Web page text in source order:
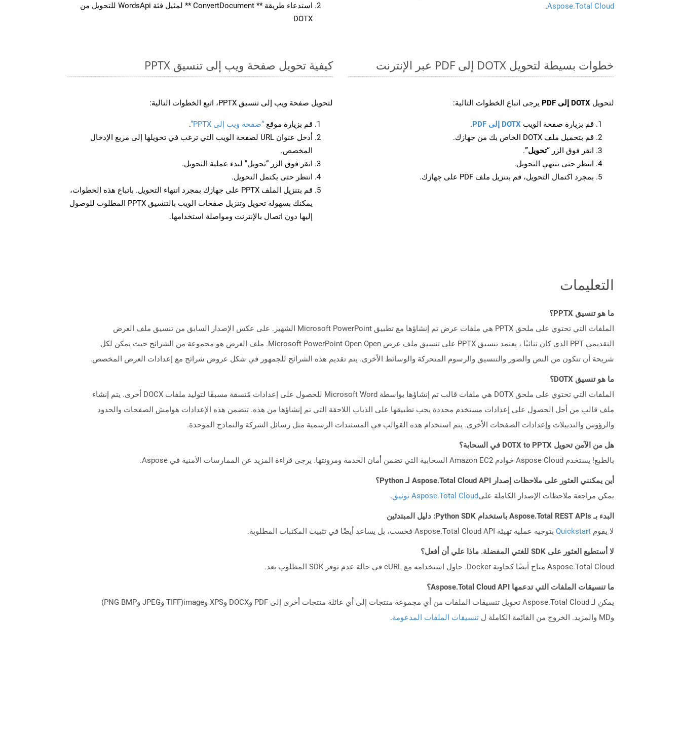
Aspose.Total Cloud
.
استدعاء طريقة ** ConvertDocument ** لمثيل فئة WordsApi للتحويل من
DOTX
خطوات بسيطة لتحويل DOTX إلى PDF عبر الإنترنت
لتحويل DOTX إلى PDF يرجى اتباع الخطوات التالية:
قم بزيارة صفحة الويب DOTX إلى PDF
.
قم بتحميل ملف DOTX الخاص بك من جهازك.
انقر فوق الزر “تحويل”.
انتظر حتى ينتهي التحويل.
بمجرد اكتمال التحويل، قم بتنزيل ملف PDF على جهازك.
كيفية تحويل صفحة ويب إلى تنسيق PPTX
لتحويل صفحة ويب إلى تنسيق PPTX، اتبع الخطوات التالية:
قم بزيارة موقع “صفحة ويب إلى PPTX”
.
أدخل عنوان URL لصفحة الويب التي ترغب في تحويلها إلى مربع الإدخال
المخصص.
انقر فوق الزر “تحويل” لبدء عملية التحويل.
انتظر حتى يكتمل التحويل.
قم بتنزيل الملف PPTX على جهازك بمجرد انتهاء التحويل. باتباع هذه الخطوات،
يمكنك بسهولة تحويل وتنزيل صفحات الويب بالتنسيق PPTX المطلوب للوصول
إليها دون اتصال بالإنترنت ومواصلة استخدامها.
التعليمات
ما هو تنسيق PPTX؟
الملفات التي تحتوي على ملحق PPTX هي ملفات عرض تم إنشاؤها مع تطبيق Microsoft PowerPoint الشهير. على عكس الإصدار السابق من تنسيق ملف العرض
التقديمي PPT الذي كان ثنائيًا ، يعتمد تنسيق PPTX على تنسيق ملف عرض Microsoft PowerPoint Open Open. ملف العرض هو مجموعة من الشرائح حيث يمكن لكل
شريحة أن تتكون من النص والصور والتنسيق والرسوم المتحركة والوسائط الأخرى. يتم تقديم هذه الشرائح للجمهور في شكل عروض شرائح مع إعدادات العرض المخصص.
ما هو تنسيق DOTX؟
الملفات التي تحتوي على ملحق DOTX هي ملفات قالب تم إنشاؤها بواسطة Microsoft Word للحصول على إعدادات مُنسقة مسبقًا لتوليد ملفات DOCX أخرى. يتم إنشاء
ملف قالب من أجل الحصول على إعدادات مستخدم محددة يجب تطبيقها على الذباب اللاحقة التي تم إنشاؤها من هذه. تتضمن هذه الإعدادات هوامش الصفحات والحدود
والرؤوس والتذييلات وإعدادات الصفحات الأخرى. يتم استخدام هذه القوالب في المستندات الرسمية مثل رسائل الشركة والنماذج الموحدة.
هل من الآمن تحويل DOTX to PPTX في السحابة؟
بالطبع! يستخدم Aspose Cloud خوادم Amazon EC2 السحابية التي تضمن أمان الخدمة ومرونتها. يرجى قراءة المزيد عن الممارسات الأمنية في Aspose.
أين يمكنني العثور على ملاحظات إصدار Aspose.Total Cloud API لـ Python؟
يمكن مراجعة ملاحظات الإصدار الكاملة علىAspose.Total Cloud توثيق .
البدء بـ Aspose.Total REST APIs باستخدام Python SDK: دليل المبتدئين
لا يقوم Quickstart بتوجيه عملية تهيئة Aspose.Total Cloud API فحسب، بل يساعد أيضًا في تثبيت المكتبات المطلوبة.
لا أستطيع العثور على SDK للغتي المفضلة. ماذا علي أن أفعل؟
Aspose.Total Cloud متاح أيضًا كحاوية Docker. حاول استخدامه مع cURL في حالة عدم توفر SDK المطلوب بعد.
ما تنسيقات الملفات التي تدعمها Aspose.Total Cloud API؟
يمكن لـ Aspose.Total Cloud تحويل تنسيقات الملفات من أي مجموعة منتجات إلى أي عائلة منتجات أخرى إلى PDF وDOCX وXPS وimage(TIFF وJPEG وPNG BMP)
وMD والمزيد. الخروج من القائمة الكاملة ل
تنسيقات الملفات المدعومة.